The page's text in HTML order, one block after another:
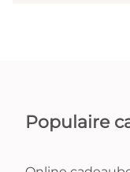
Populaire